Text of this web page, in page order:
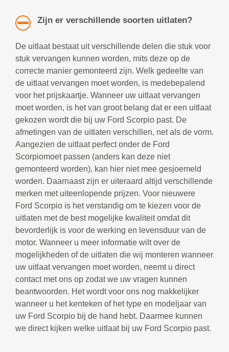
Zijn er verschillende soorten uitlaten?
De uitlaat bestaat uit verschillende delen die stuk voor
stuk vervangen kunnen worden, mits deze op de
correcte manier gemonteerd zijn. Welk gedeelte van
de uitlaat vervangen moet worden, is medebepalend
voor het prijskaartje. Wanneer uw uitlaat vervangen
moet worden, is het van groot belang dat er een uitlaat
gekozen wordt die bij uw Ford Scorpio past. De
afmetingen van de uitlaten verschillen, net als de vorm.
Aangezien de uitlaat perfect onder de Ford
Scorpiomoet passen (anders kan deze niet
gemonteerd worden), kan hier niet mee gesjoemeld
worden. Daarnaast zijn er uiteraard altijd verschillende
merken met uiteenlopende prijzen. Voor nieuwere
Ford Scorpio is het verstandig om te kiezen voor de
uitlaten met de best mogelijke kwaliteit omdat dit
bevorderlijk is voor de werking en levensduur van de
motor. Wanneer u meer informatie wilt over de
mogelijkheden of de uitlaten die wij monteren wanneer
uw uitlaat vervangen moet worden, neemt u direct
contact met ons op zodat we uw vragen kunnen
beantwoorden. Het wordt voor ons nog makkelijker
wanneer u het kenteken of het type en modeljaar van
uw Ford Scorpio bij de hand hebt. Daarmee kunnen
we direct kijken welke uitlaat bij uw Ford Scorpio past.